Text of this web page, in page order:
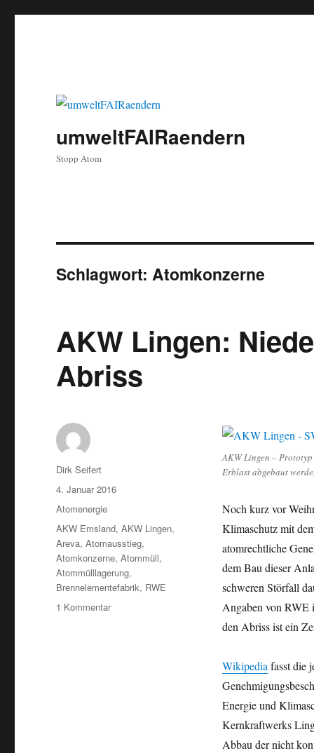
umweltFAIRaendern
Stopp Atom
Schlagwort:Atomkonzerne
AKW Lingen:
Abriss
AKW Lingen –
Erblast abgebaut
Noch kurz vor
Klimaschutz mit
atomrechtliche
dem Bau dieser
schweren Störfall
Angaben von RWE
den Abriss ist ein
Wikipediafasst die
Energie und
Kernkraftwerks
Abbau der nicht
Autor
Dirk Seifert
Veröffentlicht
am
4. Januar 2016
Kategorien
Atomenergie
Schlagwörter
AKW Emsland,AKW Lingen,
Areva,Atomausstieg,
Atomkonzerne,Atommüll,
Atommülllagerung,
Brennelementefabrik, RWE
1 Kommentarzu